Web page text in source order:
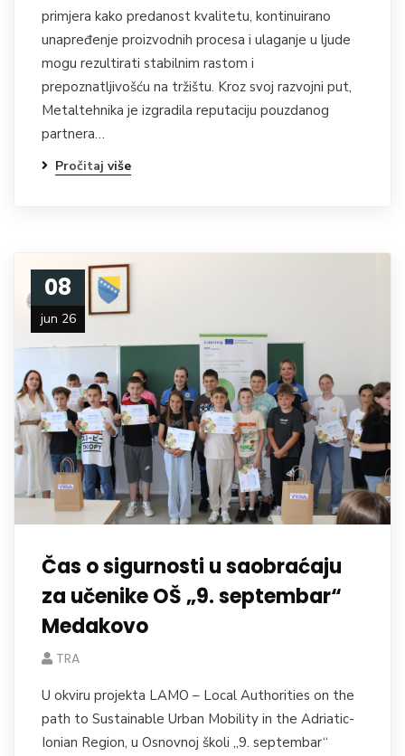
primjera kako predanost kvalitetu, kontinuirano
unapređenje proizvodnih procesa i ulaganje u ljude
mogu rezultirati stabilnim rastom i
prepoznatljivošću na tržištu. Kroz svoj razvojni put,
Metaltehnika je izgradila reputaciju pouzdanog
partnera…
Pročitaj više
08
jun 26
Čas o sigurnosti u saobraćaju
za učenike OŠ „9. septembar“
Medakovo
TRA
U okviru projekta LAMO – Local Authorities on the
path to Sustainable Urban Mobility in the Adriatic-
Ionian Region, u Osnovnoj školi „9. septembar“